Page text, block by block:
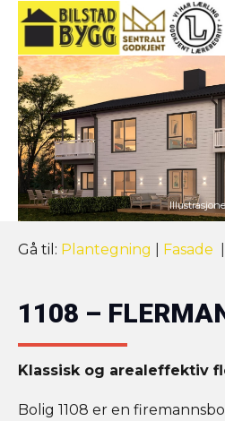
Gå til: Plantegning Fasade
1108 –
Klassisk og arealeffektiv
Bolig 1108 er en